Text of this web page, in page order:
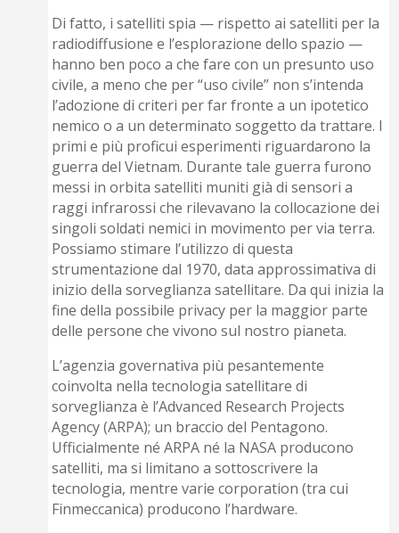
Di fatto, i satelliti spia — rispetto ai satelliti per la
radiodiffusione e l’esplorazione dello spazio —
hanno ben poco a che fare con un presunto uso
civile, a meno che per “uso civile” non s’intenda
l’adozione di criteri per far fronte a un ipotetico
nemico o a un determinato soggetto da trattare. I
primi e più proficui esperimenti riguardarono la
guerra del Vietnam. Durante tale guerra furono
messi in orbita satelliti muniti già di sensori a
raggi infrarossi che rilevavano la collocazione dei
singoli soldati nemici in movimento per via terra.
Possiamo stimare l’utilizzo di questa
strumentazione dal 1970, data approssimativa di
inizio della sorveglianza satellitare. Da qui inizia la
fine della possibile privacy per la maggior parte
delle persone che vivono sul nostro pianeta.
L’agenzia governativa più pesantemente
coinvolta nella tecnologia sa­tellitare di
sorveglianza è l’Advanced Research Projects
Agency (ARPA); un braccio del Pentagono.
Ufficialmente né ARPA né la NASA producono
satelliti, ma si limitano a sottoscrivere la
tecnologia, mentre varie corporation (tra cui
Finmeccanica) producono l’hardware.